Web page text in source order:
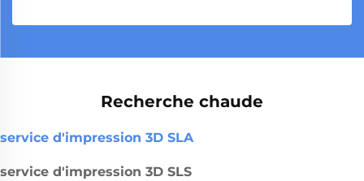
Recherche chaude
service d'impression 3D SLA
service d'impression 3D SLS